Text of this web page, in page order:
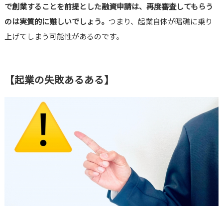
で創業することを前提とした融資申請は、再度審査してもらう
のは実質的に難しいでしょう。 つまり、起業自体が暗礁に乗り
上げてしまう可能性があるのです。
【起業の失敗あるある】